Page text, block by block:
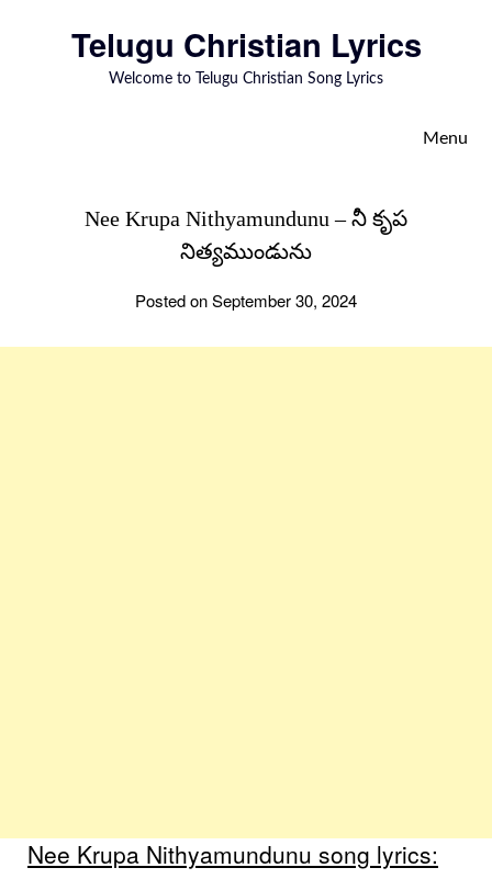
Telugu Christian Lyrics
Welcome to Telugu Christian Song Lyrics
Menu
Nee Krupa Nithyamundunu – నీ కృప
నిత్యముండును
Posted on September 30, 2024
Nee Krupa Nithyamundunu song lyrics: